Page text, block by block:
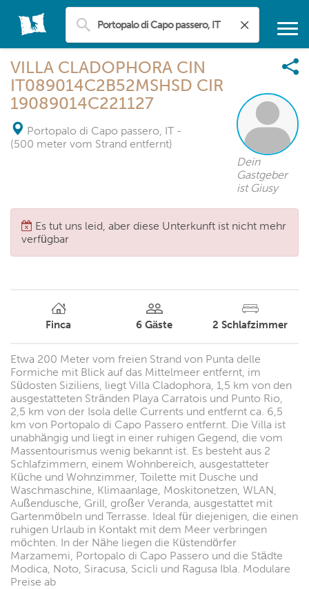
VILLA CLADOPHORA CIN
IT089014C2B52MSHSD CIR
19089014C221127
Portopalo di Capo passero, IT -
(500 meter vom Strand entfernt)
Dein
Gastgeber
ist Giusy
Es tut uns leid, aber diese Unterkunft ist nicht mehr
verfügbar
Finca 6 Gäste 2 Schlafzimmer
Etwa 200 Meter vom freien Strand von Punta delle
Formiche mit Blick auf das Mittelmeer entfernt, im
Südosten Siziliens, liegt Villa Cladophora, 1,5 km von den
ausgestatteten Stränden Playa Carratois und Punto Rio,
2,5 km von der Isola delle Currents und entfernt ca. 6,5
km von Portopalo di Capo Passero entfernt. Die Villa ist
unabhängig und liegt in einer ruhigen Gegend, die vom
Massentourismus wenig bekannt ist. Es besteht aus 2
Schlafzimmern, einem Wohnbereich, ausgestatteter
Küche und Wohnzimmer, Toilette mit Dusche und
Waschmaschine, Klimaanlage, Moskitonetzen, WLAN,
Außendusche, Grill, großer Veranda, ausgestattet mit
Gartenmöbeln und Terrasse. Ideal für diejenigen, die einen
ruhigen Urlaub in Kontakt mit dem Meer verbringen
möchten. In der Nähe liegen die Küstendörfer
Marzamemi, Portopalo di Capo Passero und die Städte
Modica, Noto, Siracusa, Scicli und Ragusa Ibla. Modulare
Preise ab